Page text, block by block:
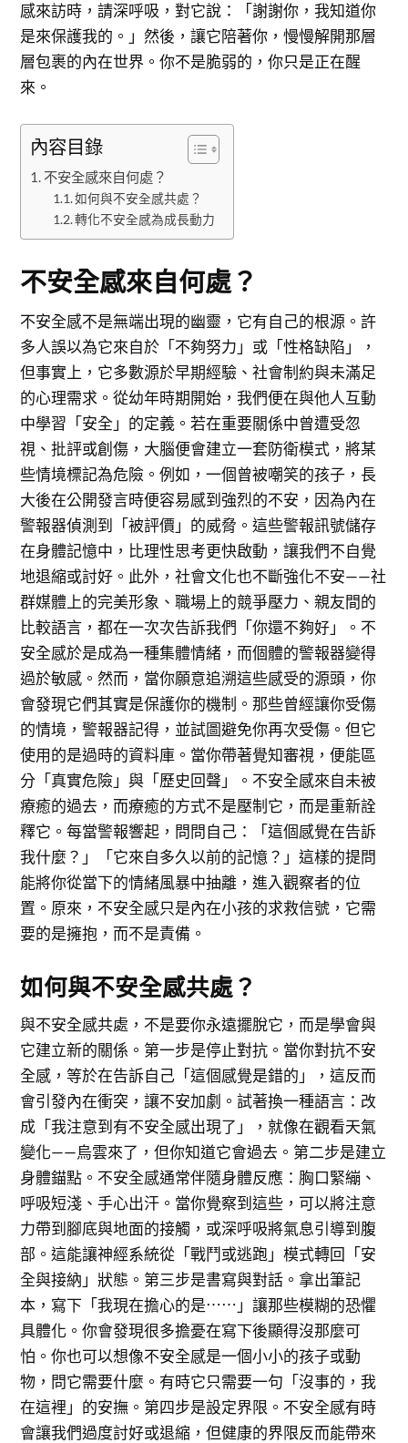
感來訪時，請深呼吸，對它說：「謝謝你，我知道你
是來保護我的。」然後，讓它陪著你，慢慢解開那層
層包裹的內在世界。你不是脆弱的，你只是正在醒
來。
內容目錄
不安全感來自何處？
如何與不安全感共處？
轉化不安全感為成長動力
不安全感來自何處？
不安全感不是無端出現的幽靈，它有自己的根源。許
多人誤以為它來自於「不夠努力」或「性格缺陷」，
但事實上，它多數源於早期經驗、社會制約與未滿足
的心理需求。從幼年時期開始，我們便在與他人互動
中學習「安全」的定義。若在重要關係中曾遭受忽
視、批評或創傷，大腦便會建立一套防衛模式，將某
些情境標記為危險。例如，一個曾被嘲笑的孩子，長
大後在公開發言時便容易感到強烈的不安，因為內在
警報器偵測到「被評價」的威脅。這些警報訊號儲存
在身體記憶中，比理性思考更快啟動，讓我們不自覺
地退縮或討好。此外，社會文化也不斷強化不安——社
群媒體上的完美形象、職場上的競爭壓力、親友間的
比較語言，都在一次次告訴我們「你還不夠好」。不
安全感於是成為一種集體情緒，而個體的警報器變得
過於敏感。然而，當你願意追溯這些感受的源頭，你
會發現它們其實是保護你的機制。那些曾經讓你受傷
的情境，警報器記得，並試圖避免你再次受傷。但它
使用的是過時的資料庫。當你帶著覺知審視，便能區
分「真實危險」與「歷史回聲」。不安全感來自未被
療癒的過去，而療癒的方式不是壓制它，而是重新詮
釋它。每當警報響起，問問自己：「這個感覺在告訴
我什麼？」「它來自多久以前的記憶？」這樣的提問
能將你從當下的情緒風暴中抽離，進入觀察者的位
置。原來，不安全感只是內在小孩的求救信號，它需
要的是擁抱，而不是責備。
如何與不安全感共處？
與不安全感共處，不是要你永遠擺脫它，而是學會與
它建立新的關係。第一步是停止對抗。當你對抗不安
全感，等於在告訴自己「這個感覺是錯的」，這反而
會引發內在衝突，讓不安加劇。試著換一種語言：改
成「我注意到有不安全感出現了」，就像在觀看天氣
變化——烏雲來了，但你知道它會過去。第二步是建立
身體錨點。不安全感通常伴隨身體反應：胸口緊繃、
呼吸短淺、手心出汗。當你覺察到這些，可以將注意
力帶到腳底與地面的接觸，或深呼吸將氣息引導到腹
部。這能讓神經系統從「戰鬥或逃跑」模式轉回「安
全與接納」狀態。第三步是書寫與對話。拿出筆記
本，寫下「我現在擔心的是⋯⋯」讓那些模糊的恐懼
具體化。你會發現很多擔憂在寫下後顯得沒那麼可
怕。你也可以想像不安全感是一個小小的孩子或動
物，問它需要什麼。有時它只需要一句「沒事的，我
在這裡」的安撫。第四步是設定界限。不安全感有時
會讓我們過度討好或退縮，但健康的界限反而能帶來